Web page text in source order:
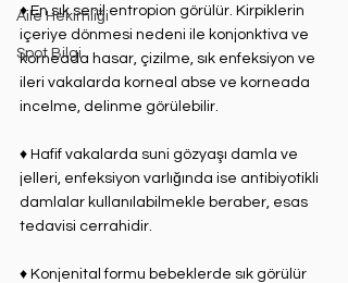
Aile Hekimliği
Spot Bilgi
♦ En sık senil entropion görülür. Kirpiklerin
içeriye dönmesi nedeni ile konjonktiva ve
korneada hasar, çizilme, sık enfeksiyon ve
ileri vakalarda korneal abse ve korneada
incelme, delinme görülebilir.⁣
♦ Hafif vakalarda suni gözyaşı damla ve
jelleri, enfeksiyon varlığında ise antibiyotikli
damlalar kullanılabilmekle beraber, esas
tedavisi cerrahidir. ⁣
♦ Konjenital formu bebeklerde sık görülür